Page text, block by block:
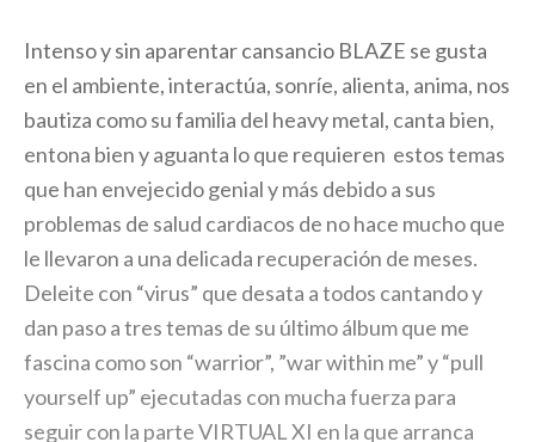
Intenso y sin aparentar cansancio BLAZE se gusta
en el ambiente, interactúa, sonríe, alienta, anima, nos
bautiza como su familia del heavy metal, canta bien,
entona bien y aguanta lo que requieren estos temas
que han envejecido genial y más debido a sus
problemas de salud cardiacos de no hace mucho que
le llevaron a una delicada recuperación de meses.
Deleite con “virus” que desata a todos cantando y
dan paso a tres temas de su último álbum que me
fascina como son “warrior”, ”war within me” y “pull
yourself up” ejecutadas con mucha fuerza para
seguir con la parte VIRTUAL XI en la que arranca